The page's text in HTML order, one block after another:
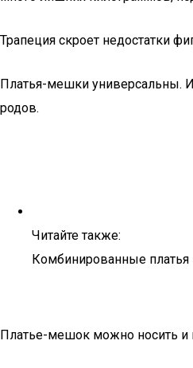
Трапеция скроет недостатки
Платья-мешки универсальны.
родов.
Читайте также:
Комбинированные
Платье-мешок можно носить